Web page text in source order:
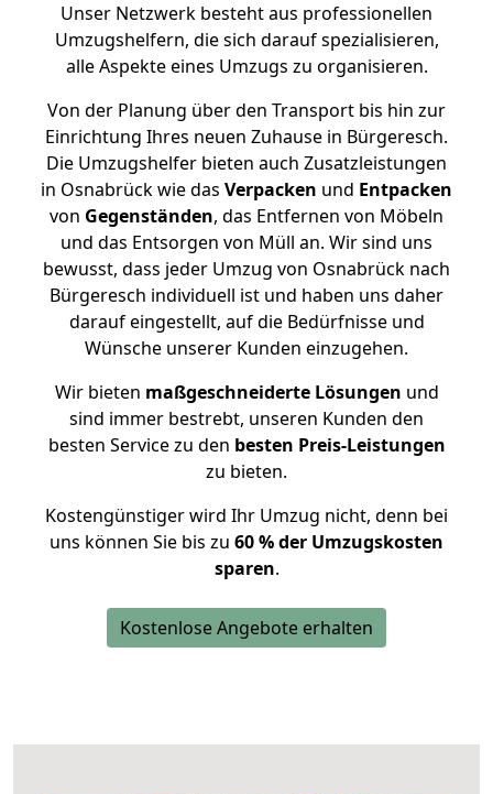
Unser Netzwerk besteht aus professionellen
Umzugshelfern, die sich darauf spezialisieren,
alle Aspekte eines Umzugs zu organisieren.
Von der Planung über den Transport bis hin zur
Einrichtung Ihres neuen Zuhause in Bürgeresch.
Die Umzugshelfer bieten auch Zusatzleistungen
in Osnabrück wie das Verpacken und Entpacken
von Gegenständen, das Entfernen von Möbeln
und das Entsorgen von Müll an. Wir sind uns
bewusst, dass jeder Umzug von Osnabrück nach
Bürgeresch individuell ist und haben uns daher
darauf eingestellt, auf die Bedürfnisse und
Wünsche unserer Kunden einzugehen.
Wir bieten maßgeschneiderte Lösungen und
sind immer bestrebt, unseren Kunden den
besten Service zu den besten Preis-Leistungen
zu bieten.
Kostengünstiger wird Ihr Umzug nicht, denn bei
uns können Sie bis zu 60 % der Umzugskosten
sparen.
Kostenlose Angebote erhalten